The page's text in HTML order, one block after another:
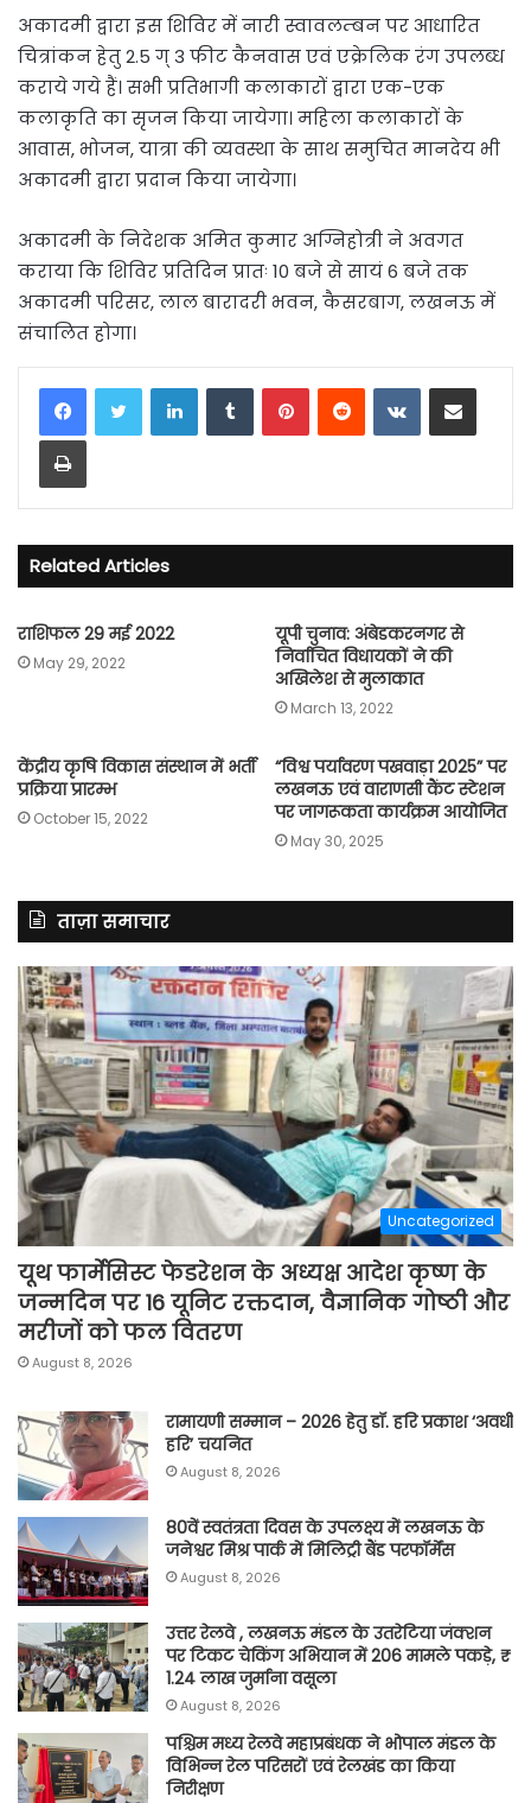
अकादमी द्वारा इस शिविर में नारी स्वावलम्बन पर आधारित
चित्रांकन हेतु 2.5 ग् 3 फीट कैनवास एवं एक्रेलिक रंग उपलब्ध
कराये गये हैं। सभी प्रतिभागी कलाकारों द्वारा एक-एक
कलाकृति का सृजन किया जायेगा। महिला कलाकारों के
आवास, भोजन, यात्रा की व्यवस्था के साथ समुचित मानदेय भी
अकादमी द्वारा प्रदान किया जायेगा।
अकादमी के निदेशक अमित कुमार अग्निहोत्री ने अवगत
कराया कि शिविर प्रतिदिन प्रातः 10 बजे से सायं 6 बजे तक
अकादमी परिसर, लाल बारादरी भवन, कैसरबाग, लखनऊ में
संचालित होगा।
LinkedInTumblrPinterestReddit VKontakteShare via Email
Print
Related Articles
राशिफल 29 मई 2022
May 29, 2022
यूपी चुनाव: अंबेडकरनगर से
निर्वाचित विधायकों ने की
अखिलेश से मुलाकात
March 13, 2022
केंद्रीय कृषि विकास संस्थान में भर्ती
प्रक्रिया प्रारम्भ
October 15, 2022
“विश्व पर्यावरण पखवाड़ा 2025” पर
लखनऊ एवं वाराणसी कैंट स्टेशन
पर जागरूकता कार्यक्रम आयोजित
May 30, 2025
ताज़ा समाचार
Uncategorized
यूथ फार्मेसिस्ट फेडरेशन के अध्यक्ष आदेश कृष्ण के
जन्मदिन पर 16 यूनिट रक्तदान, वैज्ञानिक गोष्ठी और
मरीजों को फल वितरण
August 8, 2026
रामायणी सम्मान – 2026 हेतु डॉ. हरि प्रकाश ‘अवधी
हरि’ चयनित
August 8, 2026
80वें स्वतंत्रता दिवस के उपलक्ष्य में लखनऊ के
जनेश्वर मिश्र पार्क में मिलिट्री बैंड परफॉर्मेंस
August 8, 2026
उत्तर रेलवे , लखनऊ मंडल के उतरेटिया जंक्शन
पर टिकट चेकिंग अभियान में 206 मामले पकड़े, ₹
1.24 लाख जुर्माना वसूला
August 8, 2026
पश्चिम मध्य रेलवे महाप्रबंधक ने भोपाल मंडल के
विभिन्न रेल परिसरों एवं रेलखंड का किया
निरीक्षण